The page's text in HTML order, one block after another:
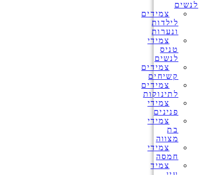
לנשים
צמידים
לילדות
ונערות
צמידי
טניס
לנשים
צמידים
קשיחים
צמידים
לתינוקות
צמידי
פנינים
צמידי
בת
מצווה
צמידי
חמסה
צמיד